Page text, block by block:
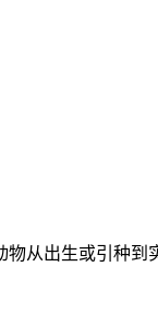
从出生或引种到